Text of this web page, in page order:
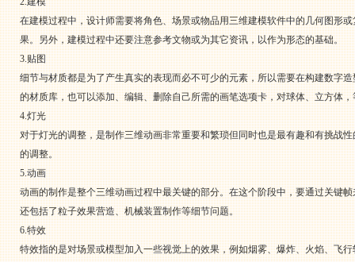
在建模过程中，设计师需要将角色、场景或物品用三维建模软件中的几何图形
果。另外，建模过程中还要注意参考文物或为其它资讯，以作为形态的基础。
3.贴图
细节与材质都是为了产生真实的表现而必不可少的元素，所以需要在构建数字
的材质库，也可以添加、编辑、删除自己所需的画笔选项卡，对球体、立方体
4.灯光
对于灯光的调整，是制作三维动画非常重要和繁琐但同时也是最有趣和有挑战
的调整。
5.动画
动画的制作是整个三维动画过程中最关键的部分。在这个阶段中，要通过关键
还包括了粒子效果营造、机械装置制作等细节问题。
6.特效
特效指的是对场景或模型加入一些视觉上的效果，例如烟雾、爆炸、火焰、飞